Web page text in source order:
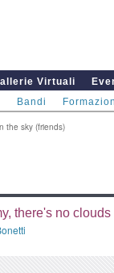
Virtuali
Bandi
the sky (friends)
there's no